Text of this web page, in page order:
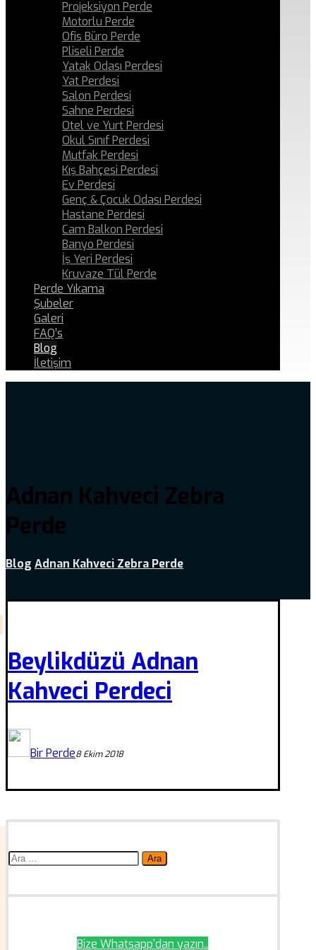
Projeksiyon Perde
Motorlu Perde
Ofis Büro Perde
Pliseli Perde
Yatak Odası Perdesi
Yat Perdesi
Salon Perdesi
Sahne Perdesi
Otel ve Yurt Perdesi
Okul Sınıf Perdesi
Mutfak Perdesi
Kış Bahçesi Perdesi
Ev Perdesi
Genç & Çocuk Odası Perdesi
Hastane Perdesi
Cam Balkon Perdesi
Banyo Perdesi
İş Yeri Perdesi
Kruvaze Tül Perde
Perde Yıkama
Şubeler
Galeri
FAQ’s
Blog
İletişim
Adnan Kahveci Zebra
Perde
Blog Adnan Kahveci Zebra Perde
Beylikdüzü Adnan
Kahveci Perdeci
Bir Perde8 Ekim 2018
Arama:
Bize Whatsapp'dan yazın..